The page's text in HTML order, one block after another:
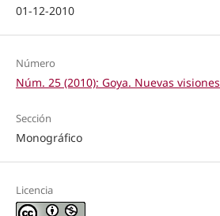
01-12-2010
Número
Núm. 25 (2010): Goya. Nuevas visiones
Sección
Monográfico
Licencia